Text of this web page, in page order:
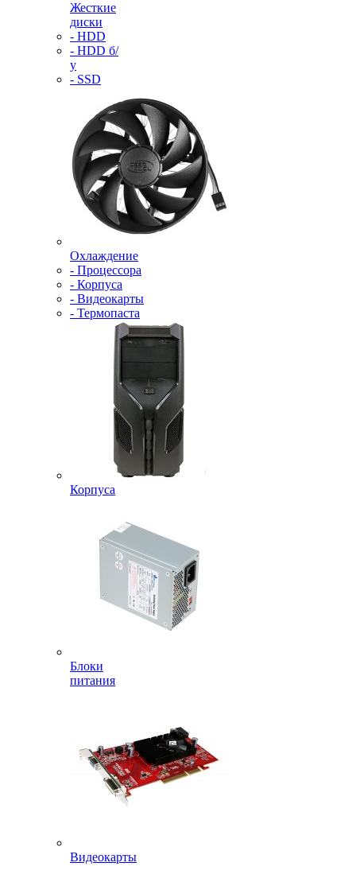
Жесткие
диски
- HDD
- HDD б/
у
- SSD
Охлаждение
- Процессора
- Корпуса
- Видеокарты
- Термопаста
Корпуса
Блоки
питания
Видеокарты